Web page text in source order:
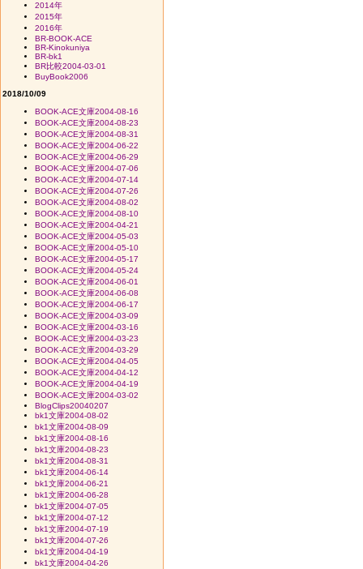
2014年
2015年
2016年
BR-BOOK-ACE
BR-Kinokuniya
BR-bk1
BR比較2004-03-01
BuyBook2006
2018/10/09
BOOK-ACE文庫2004-08-16
BOOK-ACE文庫2004-08-23
BOOK-ACE文庫2004-08-31
BOOK-ACE文庫2004-06-22
BOOK-ACE文庫2004-06-29
BOOK-ACE文庫2004-07-06
BOOK-ACE文庫2004-07-14
BOOK-ACE文庫2004-07-26
BOOK-ACE文庫2004-08-02
BOOK-ACE文庫2004-08-10
BOOK-ACE文庫2004-04-21
BOOK-ACE文庫2004-05-03
BOOK-ACE文庫2004-05-10
BOOK-ACE文庫2004-05-17
BOOK-ACE文庫2004-05-24
BOOK-ACE文庫2004-06-01
BOOK-ACE文庫2004-06-08
BOOK-ACE文庫2004-06-17
BOOK-ACE文庫2004-03-09
BOOK-ACE文庫2004-03-16
BOOK-ACE文庫2004-03-23
BOOK-ACE文庫2004-03-29
BOOK-ACE文庫2004-04-05
BOOK-ACE文庫2004-04-12
BOOK-ACE文庫2004-04-19
BOOK-ACE文庫2004-03-02
BlogClips20040207
bk1文庫2004-08-02
bk1文庫2004-08-09
bk1文庫2004-08-16
bk1文庫2004-08-23
bk1文庫2004-08-31
bk1文庫2004-06-14
bk1文庫2004-06-21
bk1文庫2004-06-28
bk1文庫2004-07-05
bk1文庫2004-07-12
bk1文庫2004-07-19
bk1文庫2004-07-26
bk1文庫2004-04-19
bk1文庫2004-04-26